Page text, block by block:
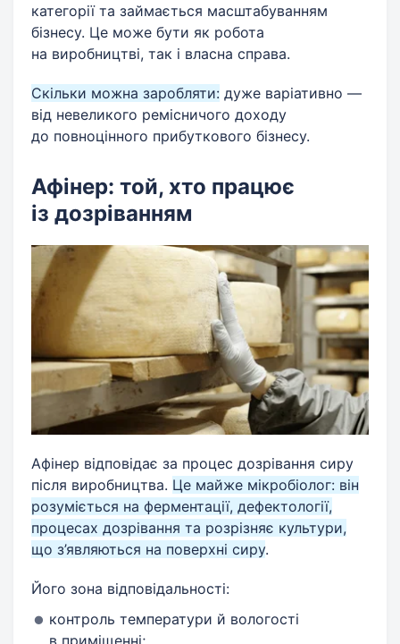
категорії та займається масштабуванням
бізнесу. Це може бути як робота
на виробництві, так і власна справа.
Скільки можна заробляти: дуже варіативно —
від невеликого ремісничого доходу
до повноцінного прибуткового бізнесу.
Афінер: той, хто працює
із дозріванням
Афінер відповідає за процес дозрівання сиру
після виробництва. Це майже мікробіолог: він
розуміється на ферментації, дефектології,
процесах дозрівання та розрізняє культури,
що з’являються на поверхні сиру.
Його зона відповідальності:
контроль температури й вологості
в приміщенні;